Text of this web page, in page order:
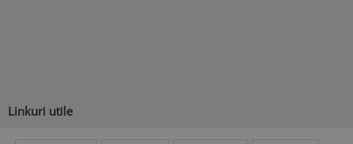
Linkuri utile